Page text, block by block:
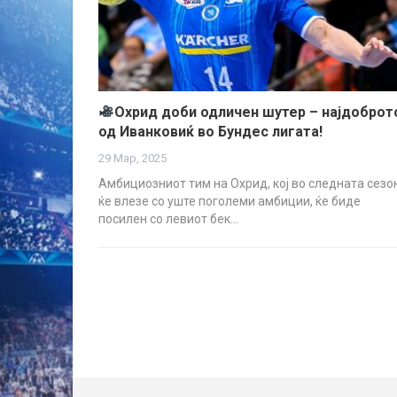
Охрид доби одличен шутер –
од Иванковиќ во Бундес лигата!
29 Мар, 2025
Амбициозниот тим на Охрид, кој во следната
ќе влезе со уште поголеми амбиции, ќе биде
посилен со левиот бек…